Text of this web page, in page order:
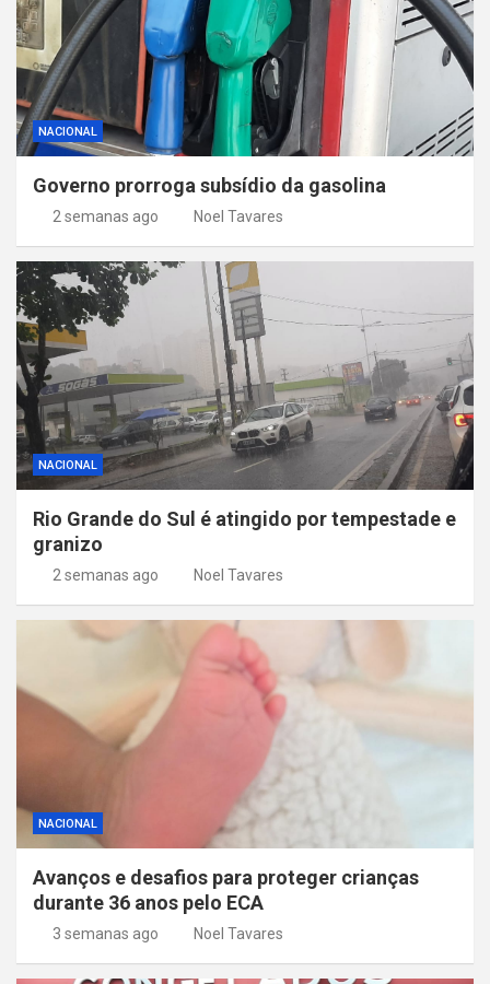
NACIONAL
Governo prorroga subsídio da gasolina
2 semanas ago Noel Tavares
NACIONAL
Rio Grande do Sul é atingido por tempestade e
granizo
2 semanas ago Noel Tavares
NACIONAL
Avanços e desafios para proteger crianças
durante 36 anos pelo ECA
3 semanas ago Noel Tavares